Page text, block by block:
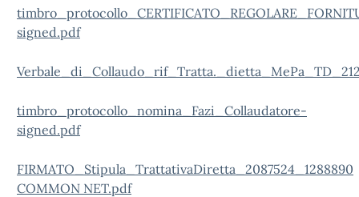
signed.pdf
timbro_protocollo_nomina_Fazi_Collaudatore-
signed.pdf
FIRMATO_Stipula_TrattativaDiretta_2087524_1288890
COMMON NET.pdf